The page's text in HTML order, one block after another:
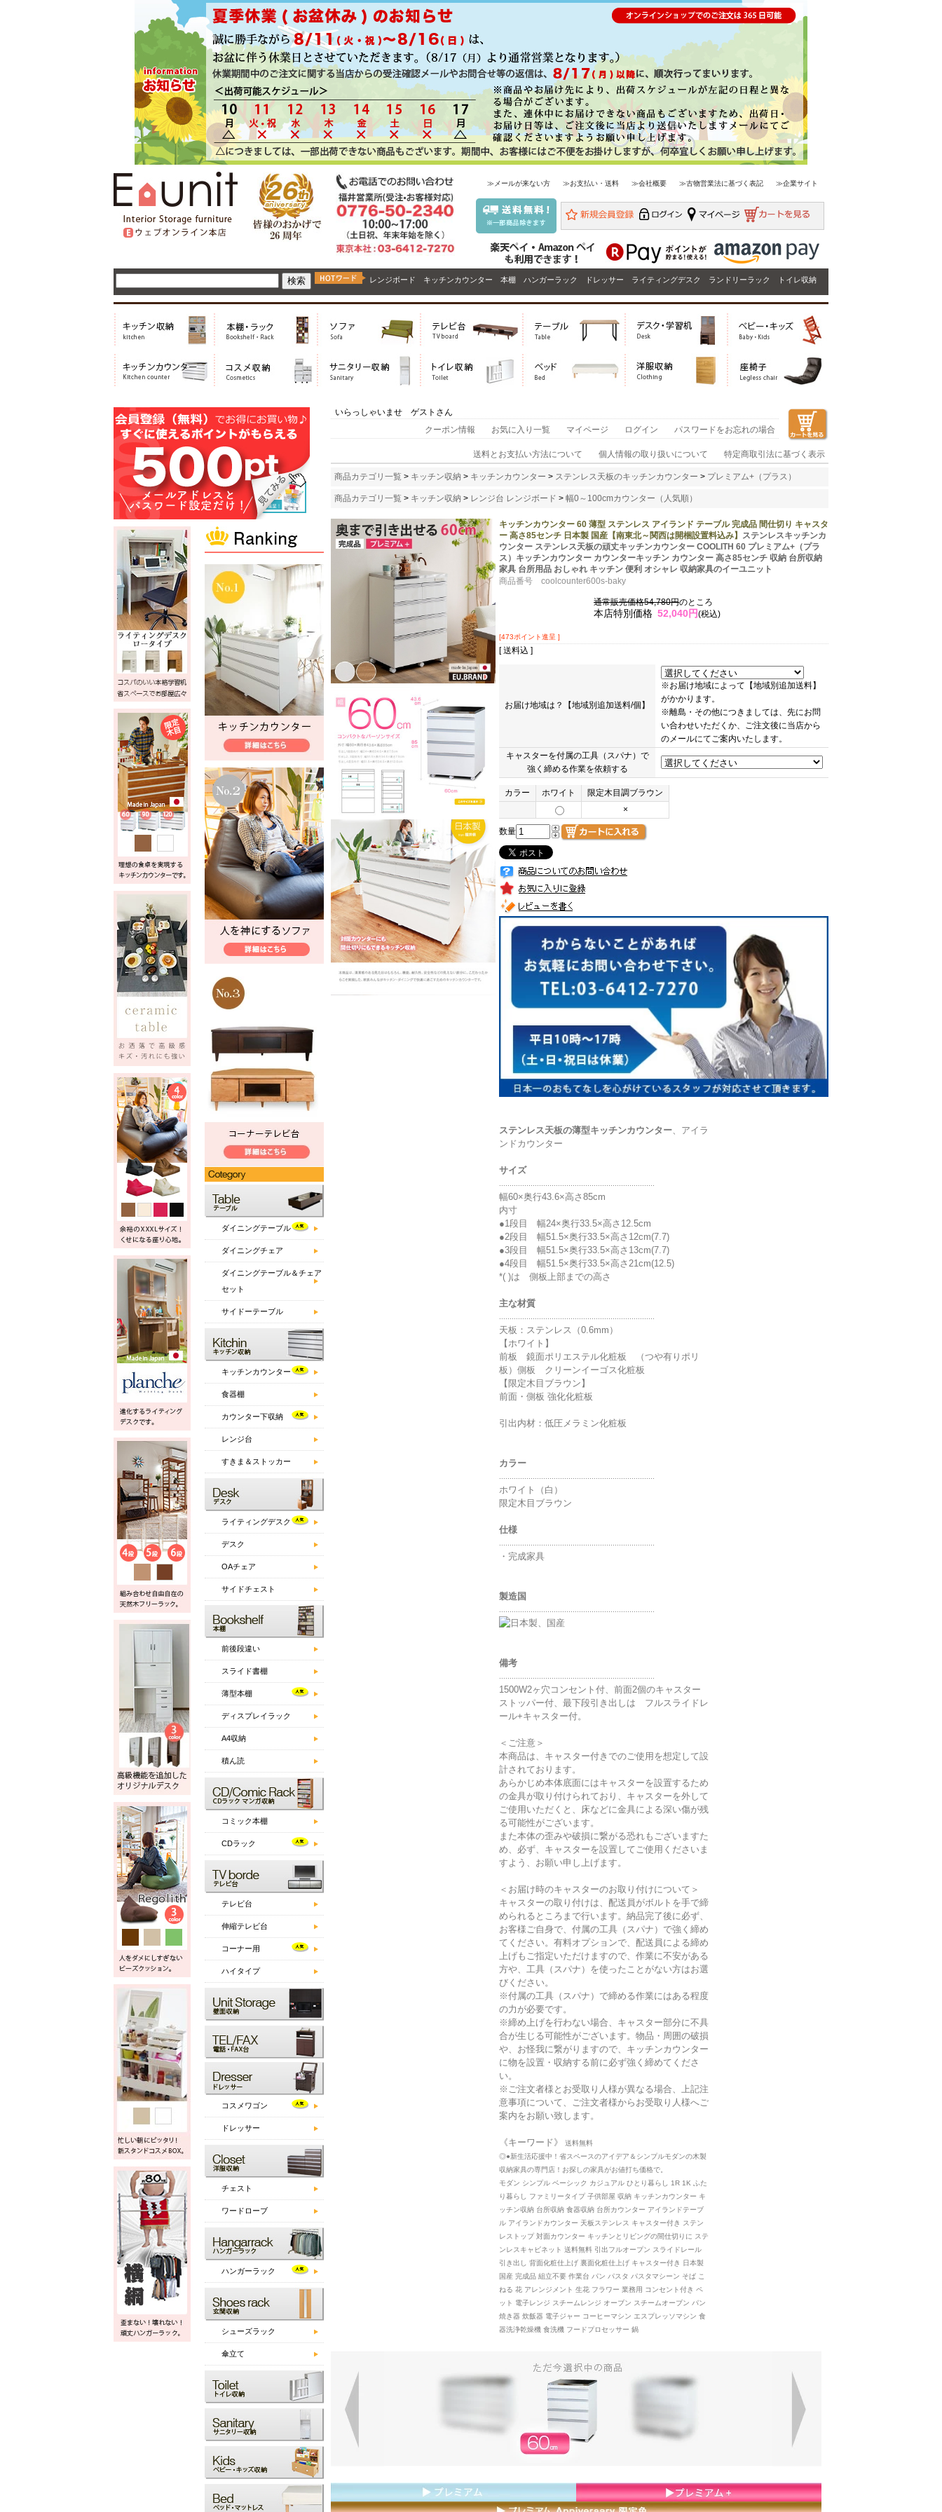
≫メールが来ない方 ≫お支払い・送料 ≫会社概要 ≫古物営業法に基づく表記 ≫企業サイト
レンジボード キッチンカウンター 本棚 ハンガーラック ドレッサー ライティングデスク ランドリーラック トイレ収納
ダイニングテーブル
ダイニングチェア
ダイニングテーブル＆チェア
セット
サイドーテーブル
キッチンカウンター
食器棚
カウンター下収納
レンジ台
すきま＆ストッカー
ライティングデスク
デスク
OAチェア
サイドチェスト
前後段違い
スライド書棚
薄型本棚
ディスプレイラック
A4収納
積ん読
コミック本棚
CDラック
テレビ台
伸縮テレビ台
コーナー用
ハイタイプ
コスメワゴン
ドレッサー
チェスト
ワードローブ
ハンガーラック
シューズラック
傘立て
いらっしゃいませ ゲストさん
クーポン情報
お気に入り一覧 マイページ ログイン パスワードをお忘れの場合
送料とお支払い方法について 個人情報の取り扱いについて 特定商取引法に基づく表示
商品カテゴリ一覧 > キッチン収納 > キッチンカウンター > ステンレス天板のキッチンカウンター > プレミアム+（プラス）
商品カテゴリ一覧 > キッチン収納 > レンジ台 レンジボード > 幅0～100cmカウンター（人気順）
キッチンカウンター 60 薄型 ステンレス アイランド テーブル 完成品 間仕切り キャスタ
ー 高さ85センチ 日本製 国産【南東北～関西は開梱設置料込み】 ステンレスキッチンカ
ウンター ステンレス天板の頑丈キッチンカウンター COOLITH 60 プレミアム+（プラ
ス）キッチンカウンター カウンターキッチン カウンター 高さ85センチ 収納 台所収納
家具 台所用品 おしゃれ キッチン 便利 オシャレ 収納家具のイーユニット
商品番号 coolcounter600s-baky
通常販売価格54,780円のところ
本店特別価格 52,040円(税込)
[473ポイント進呈 ]
[ 送料込 ]
お届け地域は？【地域別追加送料/個】
※お届け地域によって【地域別追加送料】
がかかります。
※離島・その他につきましては、先にお問
い合わせいただくか、ご注文後に当店から
のメールにてご案内いたします。
キャスターを付属の工具（スパナ）で
強く締める作業を依頼する
カラー ホワイト
限定木目調ブラウン
×
数量
ステンレス天板の薄型キッチンカウンター、アイラ
ンドカウンター
サイズ
..........................................................................
幅60×奥行43.6×高さ85cm
内寸
●1段目 幅24×奥行33.5×高さ12.5cm
●2段目 幅51.5×奥行33.5×高さ12cm(7.7)
●3段目 幅51.5×奥行33.5×高さ13cm(7.7)
●4段目 幅51.5×奥行33.5×高さ21cm(12.5)
*( )は 側板上部までの高さ
主な材質
..........................................................................
天板：ステンレス（0.6mm）
【ホワイト】
前板 鏡面ポリエステル化粧板 （つや有りポリ
板）側板 クリーンイーゴス化粧板
【限定木目ブラウン】
前面・側板 強化化粧板
引出内材：低圧メラミン化粧板
カラー
..........................................................................
ホワイト（白）
限定木目ブラウン
仕様
..........................................................................
・完成家具
製造国
..........................................................................
日本製、国産
備考
..........................................................................
1500W2ヶ穴コンセント付、前面2個のキャスター
ストッパー付、最下段引き出しは フルスライドレ
ール+キャスター付。
＜ご注意＞
本商品は、キャスター付きでのご使用を想定して設
計されております。
あらかじめ本体底面にはキャスターを設置するため
の金具が取り付けられており、キャスターを外して
ご使用いただくと、床などに金具による深い傷が残
る可能性がございます。
また本体の歪みや破損に繋がる恐れもございますた
め、必ず、キャスターを設置してご使用くださいま
すよう、お願い申し上げます。
＜お届け時のキャスターのお取り付けについて＞
キャスターの取り付けは、配送員がボルトを手で締
められるところまで行います。納品完了後に必ず、
お客様ご自身で、付属の工具（スパナ）で強く締め
てください。有料オプションで、配送員による締め
上げもご指定いただけますので、作業に不安がある
方や、工具（スパナ）を使ったことがない方はお選
びください。
※付属の工具（スパナ）で締める作業にはある程度
の力が必要です。
※締め上げを行わない場合、キャスター部分に不具
合が生じる可能性がございます。物品・周囲の破損
や、お怪我に繋がりますので、キッチンカウンター
に物を設置・収納する前に必ず強く締めてくださ
い。
※ご注文者様とお受取り人様が異なる場合、上記注
意事項について、ご注文者様からお受取り人様へご
案内をお願い致します。
《キーワード》
送料無料
◎●新生活応援中！省スペースのアイデア＆シンプルモダンの木製
収納家具の専門店！お探しの家具がお値打ち価格で。
モダン シンプル ベーシック カジュアル ひとり暮らし 1R 1K ふた
り暮らし ファミリータイプ 子供部屋 収納 キッチンカウンター キ
ッチン収納 台所収納 食器収納 台所カウンター アイランドテーブ
ル アイランドカウンター 天板ステンレス キャスター付き ステン
レストップ 対面カウンター キッチンとリビングの間仕切りに ステ
ンレスキャビネット 送料無料 引出フルオープン スライドレール
引き出し 背面化粧仕上げ 裏面化粧仕上げ キャスター付き 日本製
国産 完成品 組立不要 作業台 パン パスタ パスタマシーン そば こ
ねる 花 アレンジメント 生花 フラワー 業務用 コンセント付き ペ
ット 電子レンジ スチームレンジ オーブン スチームオーブン パン
焼き器 炊飯器 電子ジャー コーヒーマシン エスプレッソマシン 食
器洗浄乾燥機 食洗機 フードプロセッサー 鍋